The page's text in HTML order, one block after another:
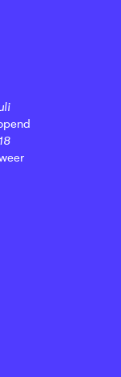
18